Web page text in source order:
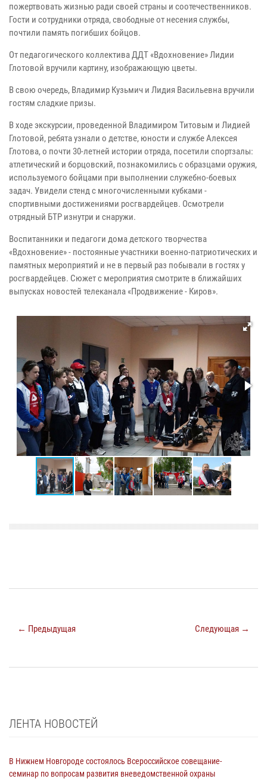
пожертвовать жизнью ради своей страны и соотечественников.
Гости и сотрудники отряда, свободные от несения службы,
почтили память погибших бойцов.
От педагогического коллектива ДДТ «Вдохновение» Лидии
Глотовой вручили картину, изображающую цветы.
В свою очередь, Владимир Кузьмич и Лидия Васильевна вручили
гостям сладкие призы.
В ходе экскурсии, проведенной Владимиром Титовым и Лидией
Глотовой, ребята узнали о детстве, юности и службе Алексея
Глотова, о почти 30-летней истории отряда, посетили спортзалы:
атлетический и борцовский, познакомились с образцами оружия,
используемого бойцами при выполнении служебно-боевых
задач. Увидели стенд с многочисленными кубками -
спортивными достижениями росгвардейцев. Осмотрели
отрядный БТР изнутри и снаружи.
Воспитанники и педагоги дома детского творчества
«Вдохновение» - постоянные участники военно-патриотических и
памятных мероприятий и не в первый раз побывали в гостях у
росгвардейцев. Сюжет с мероприятия смотрите в ближайших
выпусках новостей телеканала «Продвижение - Киров».
← Предыдущая Следующая →
ЛЕНТА НОВОСТЕЙ
В Нижнем Новгороде состоялось Всероссийское совещание-
семинар по вопросам развития вневедомственной охраны